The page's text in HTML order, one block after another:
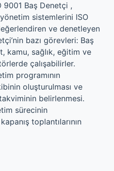
9001 Baş Denetçi ,
sistemlerini ISO
ve denetleyen
bazı görevleri: Baş
kamu, sağlık, eğitim ve
çalışabilirler.
programının
oluşturulması ve
belirlenmesi.
sürecinin
toplantılarının